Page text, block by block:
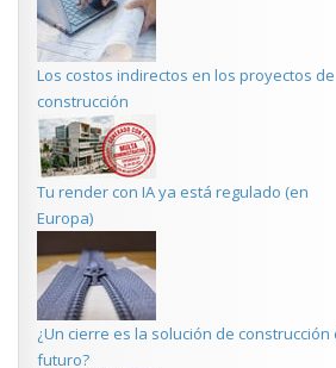
Los costos indirectos en los proyectos de
construcción
Tu render con IA ya está regulado (en
Europa)
¿Un cierre es la solución de construcción
futuro?